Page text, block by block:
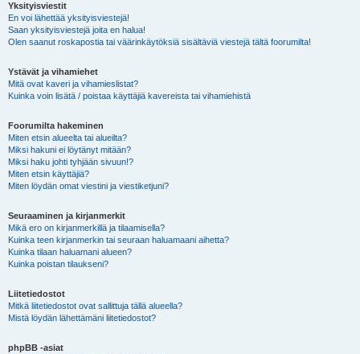
Yksityisviestit
En voi lähettää yksityisviestejä!
Saan yksityisviestejä joita en halua!
Olen saanut roskapostia tai väärinkäytöksiä sisältäviä viestejä tältä foorumilta!
Ystävät ja vihamiehet
Mitä ovat kaveri ja vihamieslistat?
Kuinka voin lisätä / poistaa käyttäjiä kavereista tai vihamiehistä
Foorumilta hakeminen
Miten etsin alueelta tai alueilta?
Miksi hakuni ei löytänyt mitään?
Miksi haku johti tyhjään sivuun!?
Miten etsin käyttäjiä?
Miten löydän omat viestini ja viestiketjuni?
Seuraaminen ja kirjanmerkit
Mikä ero on kirjanmerkillä ja tilaamisella?
Kuinka teen kirjanmerkin tai seuraan haluamaani aihetta?
Kuinka tilaan haluamani alueen?
Kuinka poistan tilaukseni?
Liitetiedostot
Mitkä liitetiedostot ovat sallittuja tällä alueella?
Mistä löydän lähettämäni liitetiedostot?
phpBB -asiat